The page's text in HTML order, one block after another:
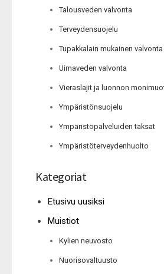
Talousveden valvonta
Terveydensuojelu
Tupakkalain mukainen valvonta
Uimaveden valvonta
Vieraslajit ja luonnon
Ympäristönsuojelu
Ympäristöpalveluiden taksat
Ympäristöterveydenhuolto
Kategoriat
Etusivu uusiksi
Muistiot
Kylien neuvosto
Nuorisovaltuusto